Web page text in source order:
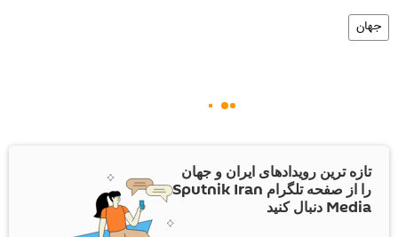
جهان
تازه ترین رویدادهای ایران و جهان
را از صفحه تلگرام Sputnik Iran
Media دنبال کنید